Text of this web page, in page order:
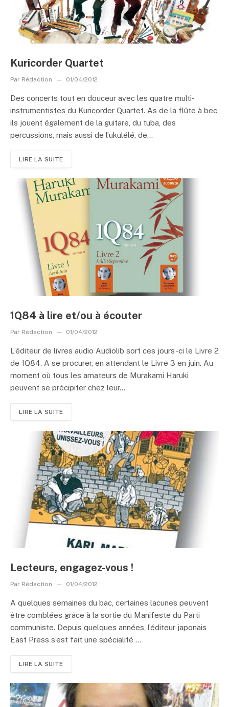
Kuricorder Quartet
Par Rédaction 01/04/2012
Des concerts tout en douceur avec les quatre multi-
instrumentistes du Kuricorder Quartet. As de la flûte à bec,
ils jouent également de la guitare, du tuba, des
percussions, mais aussi de l’ukulélé, de...
LIRE LA SUITE
1Q84 à lire et/ou à écouter
Par Rédaction 01/04/2012
L’éditeur de livres audio Audiolib sort ces jours-ci le Livre 2
de 1Q84. A se procurer, en attendant le Livre 3 en juin. Au
moment où tous les amateurs de Murakami Haruki
peuvent se précipiter chez leur...
LIRE LA SUITE
Lecteurs, engagez-vous !
Par Rédaction 01/04/2012
A quelques semaines du bac, certaines lacunes peuvent
être comblées grâce à la sortie du Manifeste du Parti
communiste. Depuis quelques années, l’éditeur japonais
East Press s’est fait une spécialité ...
LIRE LA SUITE